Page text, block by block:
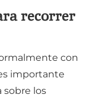
recorrer
con
importante
sobre los